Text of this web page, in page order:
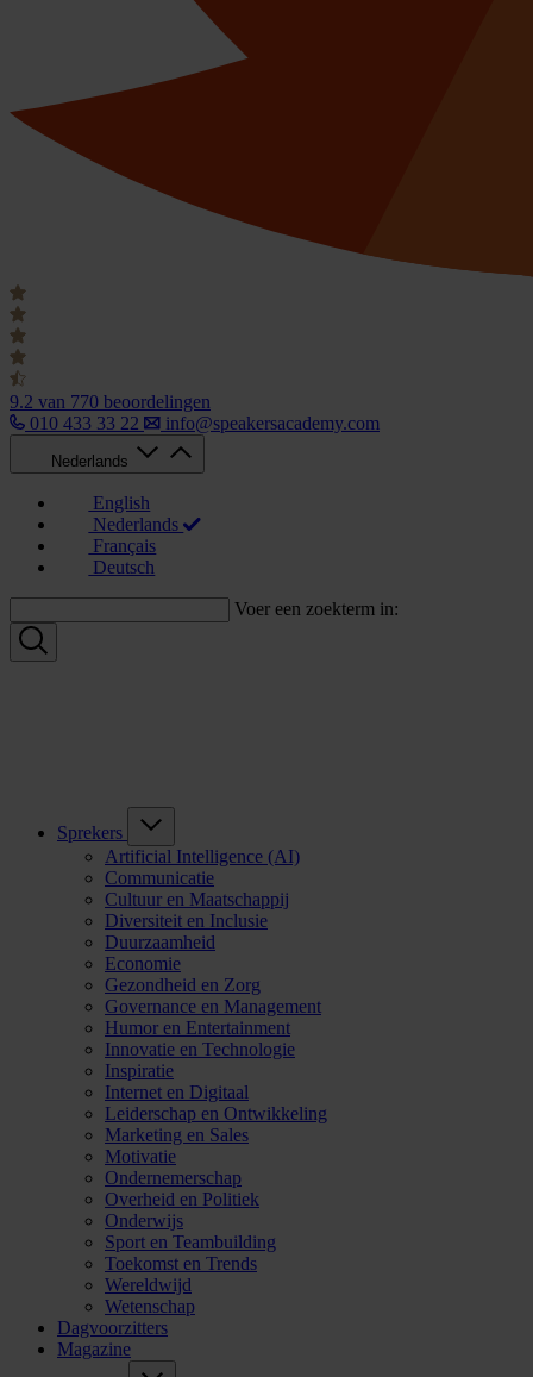
9.2 van 770 beoordelingen
010 433 33 22
info@speakersacademy.com
Nederlands
English
Nederlands
Français
Deutsch
Voer een zoekterm in:
Sprekers
Artificial Intelligence (AI)
Communicatie
Cultuur en Maatschappij
Diversiteit en Inclusie
Duurzaamheid
Economie
Gezondheid en Zorg
Governance en Management
Humor en Entertainment
Innovatie en Technologie
Inspiratie
Internet en Digitaal
Leiderschap en Ontwikkeling
Marketing en Sales
Motivatie
Ondernemerschap
Overheid en Politiek
Onderwijs
Sport en Teambuilding
Toekomst en Trends
Wereldwijd
Wetenschap
Dagvoorzitters
Magazine